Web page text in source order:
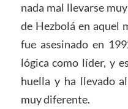
nada mal llevarse
de Hezbolá en aquel
fue asesinado en
lógica como líder, y
huella y ha llevado
muy diferente.